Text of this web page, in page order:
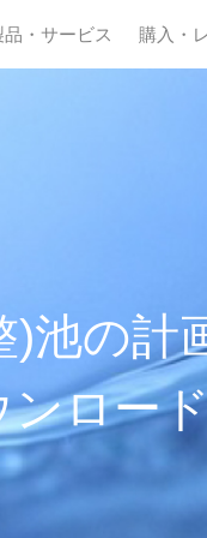
品・サービス 購入・
)池の計
ンロー